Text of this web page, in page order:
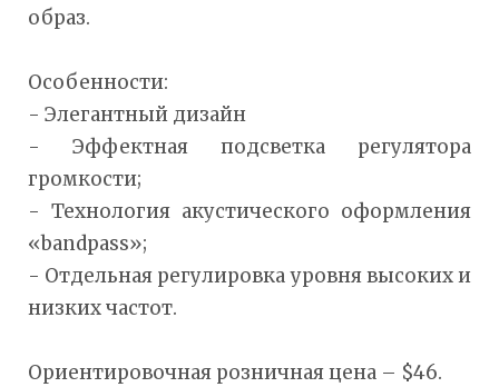
образ.
Особенности:
- Элегантный дизайн
- Эффектная подсветка регулятора
громкости;
- Технология акустического оформления
«bandpass»;
- Отдельная регулировка уровня высоких и
низких частот.
Ориентировочная розничная цена – $46.